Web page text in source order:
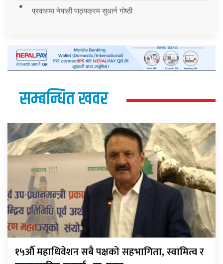
प्रवासमा नेपाली पाठ्यक्रम सुधार्न गोष्ठी
सम्बन्धित खवर
१५औँ महाधिवेशन सबै पक्षको सहभागिता, स्वामित्व र